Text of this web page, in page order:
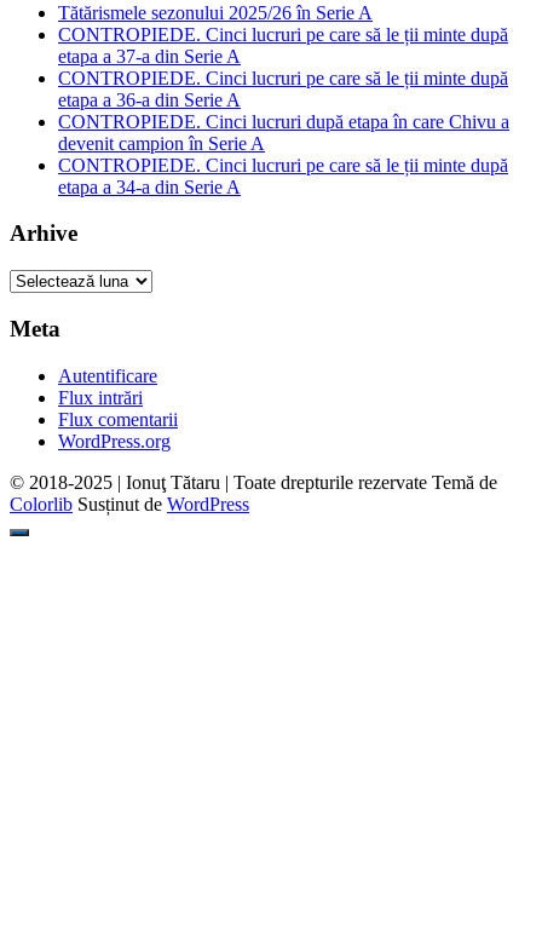
Tătărismele sezonului 2025/26 în Serie A
CONTROPIEDE. Cinci lucruri pe care să le ții minte după
etapa a 37-a din Serie A
CONTROPIEDE. Cinci lucruri pe care să le ții minte după
etapa a 36-a din Serie A
CONTROPIEDE. Cinci lucruri după etapa în care Chivu a
devenit campion în Serie A
CONTROPIEDE. Cinci lucruri pe care să le ții minte după
etapa a 34-a din Serie A
Arhive
Arhive
Meta
Autentificare
Flux intrări
Flux comentarii
WordPress.org
© 2018-2025 | Ionuţ Tătaru | Toate drepturile rezervate Temă de
Colorlib Susținut de WordPress